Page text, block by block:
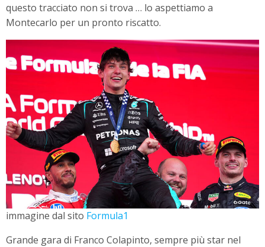
questo tracciato non si trova … lo aspettiamo a
Montecarlo per un pronto riscatto.
immagine dal sito Formula1
Grande gara di Franco Colapinto, sempre più star nel